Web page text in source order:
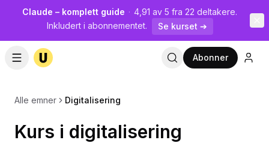
Claude – komplett guide · 4,91 av 5 fra 22 deltakere.
Inkludert i abonnementet.
Se kurset ➔
Abonner
Alle emner Digitalisering
Kurs i digitalisering